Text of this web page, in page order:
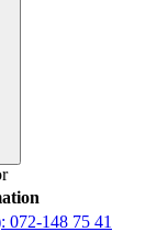
072-148 75 41